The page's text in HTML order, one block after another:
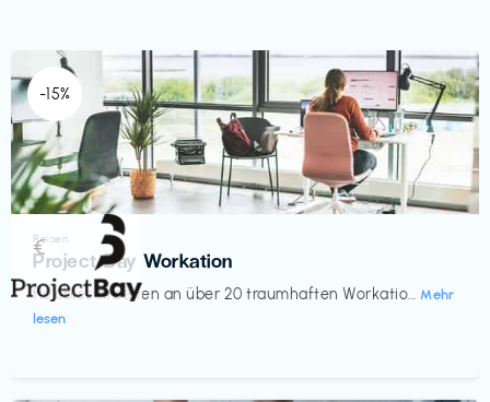
-15%
Reisen
Project Bay Workation
flexibles Arbeiten an über 20 traumhaften Workatio... Mehr
lesen
€‎